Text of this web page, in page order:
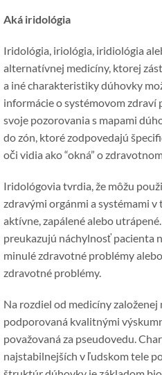
Aká iridológia
Iridológia, iriológia, iridiológia
alternatívnej medicíny, ktorej
a iné charakteristiky dúhovky
informácie o systémovom
svoje pozorovania s mapami
do zón, ktoré zodpovedajú
oči vidia ako “okná” o
Iridológovia tvrdia, že môžu
zdravými orgánmi a systémami
aktívne, zapálené alebo
preukazujú náchylnosť pacienta
minulé zdravotné problémy
zdravotné problémy.
Na rozdiel od medicíny
podporovaná kvalitnými
považovaná za pseudovedu.
najstabilnejších v ľudskom tele